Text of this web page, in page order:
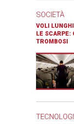
SOCIETÀ
VOLI
LE SCARPE:
TROMBOSI